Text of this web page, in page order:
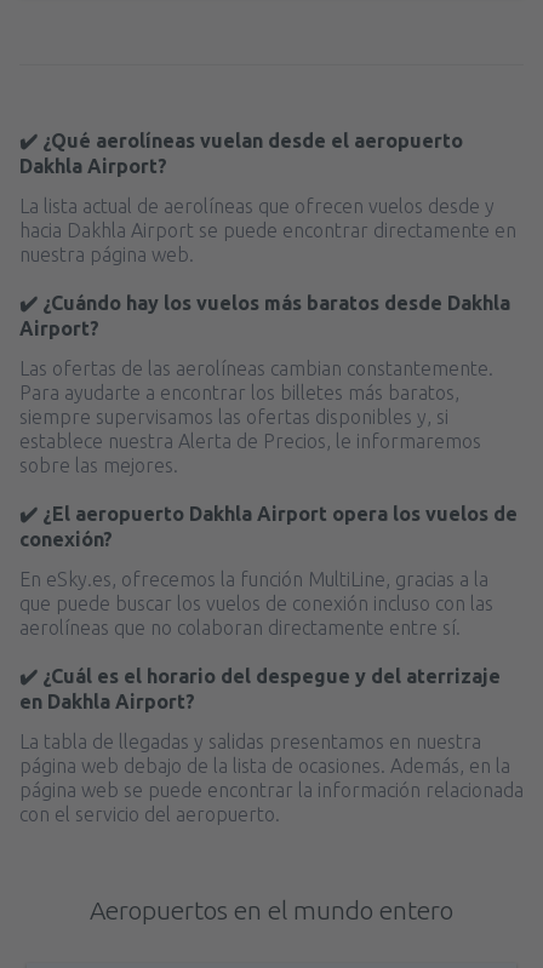
✔️ ¿Qué aerolíneas vuelan desde el aeropuerto
Dakhla Airport?
La lista actual de aerolíneas que ofrecen vuelos desde y
hacia Dakhla Airport se puede encontrar directamente en
nuestra página web.
✔️ ¿Cuándo hay los vuelos más baratos desde Dakhla
Airport?
Las ofertas de las aerolíneas cambian constantemente.
Para ayudarte a encontrar los billetes más baratos,
siempre supervisamos las ofertas disponibles y, si
establece nuestra Alerta de Precios, le informaremos
sobre las mejores.
✔️ ¿El aeropuerto Dakhla Airport opera los vuelos de
conexión?
En eSky.es, ofrecemos la función MultiLine, gracias a la
que puede buscar los vuelos de conexión incluso con las
aerolíneas que no colaboran directamente entre sí.
✔️ ¿Cuál es el horario del despegue y del aterrizaje
en Dakhla Airport?
La tabla de llegadas y salidas presentamos en nuestra
página web debajo de la lista de ocasiones. Además, en la
página web se puede encontrar la información relacionada
con el servicio del aeropuerto.
Aeropuertos en el mundo entero